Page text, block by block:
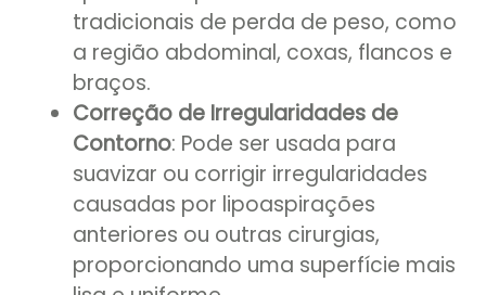
tradicionais de perda de peso, como
a região abdominal, coxas, flancos e
braços.
Correção de Irregularidades de
Contorno: Pode ser usada para
suavizar ou corrigir irregularidades
causadas por lipoaspirações
anteriores ou outras cirurgias,
proporcionando uma superfície mais